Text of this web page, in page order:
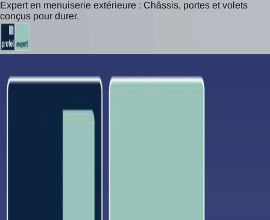
Expert en menuiserie extérieure : Châssis, portes et volets
conçus pour durer.